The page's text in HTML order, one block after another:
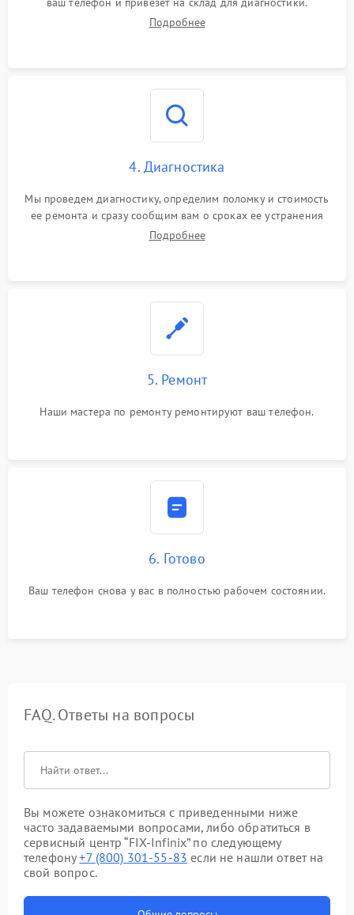
Подробнее
4. Диагностика
Мы проведем диагностику, определим поломку и стоимость
ее ремонта и сразу сообщим вам о сроках ее устранения
Подробнее
5. Ремонт
Наши мастера по ремонту ремонтируют ваш телефон.
6. Готово
Ваш телефон снова у вас в полностью рабочем состоянии.
FAQ. Ответы на вопросы
Вы можете ознакомиться с приведенными ниже
часто задаваемыми вопросами, либо обратиться в
сервисный центр “FIX-Infinix” по следующему
телефону+7 (800) 301-55-83 если не нашли ответ на
свой вопрос.